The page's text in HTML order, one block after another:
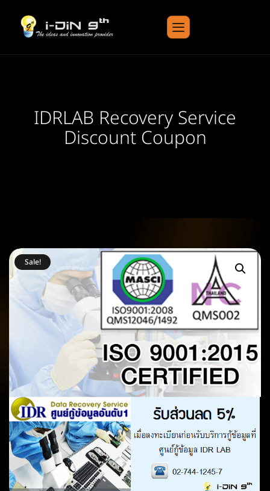
IDRLAB Recovery Service
Discount Coupon
Sale!